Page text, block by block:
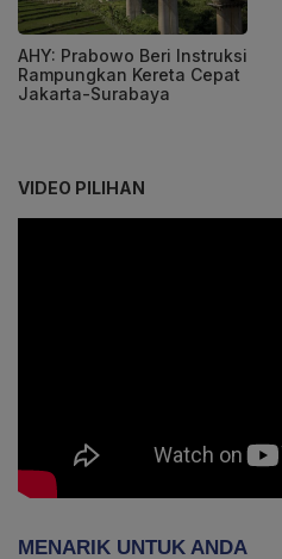
AHY: Prabowo Beri Instruksi
Rampungkan Kereta Cepat
Jakarta-Surabaya
VIDEO PILIHAN